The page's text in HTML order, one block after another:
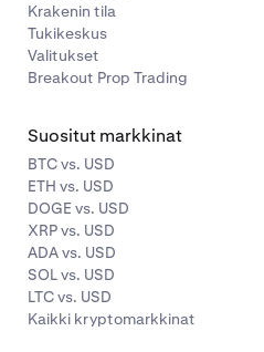
Krakenin tila
Tukikeskus
Valitukset
Breakout Prop Trading
Suositut markkinat
BTC vs. USD
ETH vs. USD
DOGE vs. USD
XRP vs. USD
ADA vs. USD
SOL vs. USD
LTC vs. USD
Kaikki kryptomarkkinat